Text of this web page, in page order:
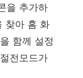
을 추가하
찾아 홈 화
을 함께 설정
전모드가